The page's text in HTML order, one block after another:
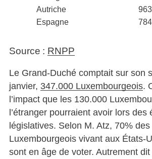
Autriche
963
Espagne
784
Source : RNPP
Le Grand-Duché comptait sur son
janvier, 347.000 Luxembourgeois.
l’impact que les 130.000
l’étranger pourraient avoir lors des
législatives. Selon M. Atz, 70% des
Luxembourgeois vivant aux États-
sont en âge de voter. Autrement